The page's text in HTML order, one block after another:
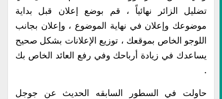
تضليل الزائر نهائياً ، قم بوضع إعلان قبل بداية
موضوعك وإعلان في نهاية الموضوع ، وإعلان بجانب
اللوجو الخاص بموقعك ، توزيع الإعلانات بشكل صحيح
يساعدك في زيادة أرباحك وفي رفع العائد الخاص بك
.
حاولت في السطور السابقه الحديث عن جوجل